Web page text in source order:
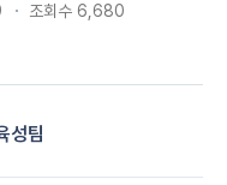
조회수 6,680
성팀